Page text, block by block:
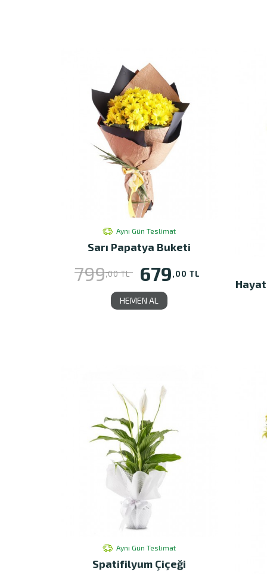
Aynı Gün Teslimat
Sarı Papatya Buketi
799,00 TL 679,00 TL
HEMEN AL
Aynı Gün Teslimat
Spatifilyum Çiçeği